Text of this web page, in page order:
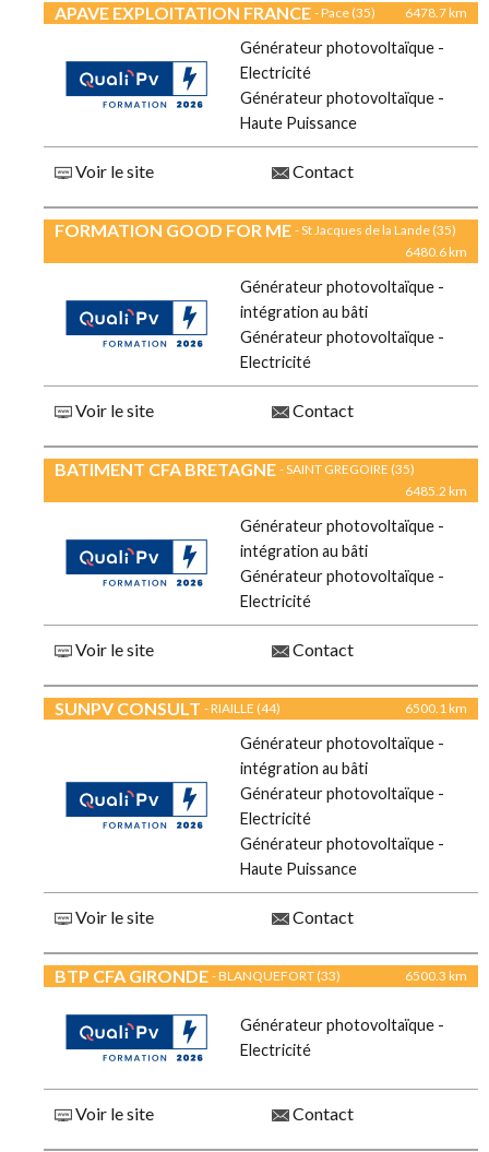
APAVE EXPLOITATION FRANCE - Pace (35) 6478.7 km
Générateur photovoltaïque -
Electricité
Générateur photovoltaïque -
Haute Puissance
Voir le site Contact
FORMATION GOOD FOR ME - St Jacques de la Lande (35)
6480.6 km
Générateur photovoltaïque -
intégration au bâti
Générateur photovoltaïque -
Electricité
Voir le site Contact
BATIMENT CFA BRETAGNE - SAINT GREGOIRE (35)
6485.2 km
Générateur photovoltaïque -
intégration au bâti
Générateur photovoltaïque -
Electricité
Voir le site Contact
SUNPV CONSULT - RIAILLE (44) 6500.1 km
Générateur photovoltaïque -
intégration au bâti
Générateur photovoltaïque -
Electricité
Générateur photovoltaïque -
Haute Puissance
Voir le site Contact
BTP CFA GIRONDE - BLANQUEFORT (33) 6500.3 km
Générateur photovoltaïque -
Electricité
Voir le site Contact